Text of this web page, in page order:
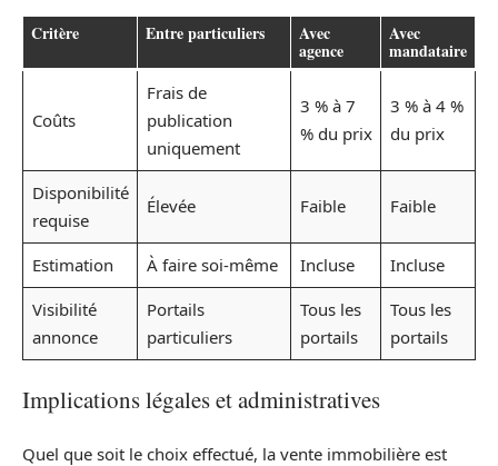
Critère Entre particuliers Avec
agence
Avec
mandataire
Coûts
Frais de
publication
uniquement
3 % à 7
% du prix
3 % à 4 %
du prix
Disponibilité
requise
Élevée Faible Faible
Estimation À faire soi-même Incluse
Incluse
Visibilité
annonce
Portails
particuliers
Tous les
portails
Tous les
portails
Implications légales et administratives
Quel que soit le choix effectué, la vente immobilière est